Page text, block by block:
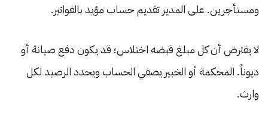
ومستأجرين. على المدير تقديم حساب مؤيد بالفواتير.
لا يفترض أن كل مبلغ قبضه اختلاس؛ قد يكون دفع صيانة أو
ديوناً. المحكمة أو الخبير يصفي الحساب ويحدد الرصيد لكل
وارث.